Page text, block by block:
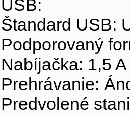
USB:
Štandard USB:
Podporovaný
Nabíjačka: 1,5 A
Prehrávanie:
Predvolené